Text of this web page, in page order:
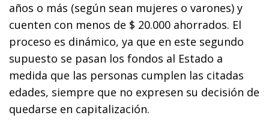
años o más (según sean mujeres o varones) y
cuenten con menos de $ 20.000 ahorrados. El
proceso es dinámico, ya que en este segundo
supuesto se pasan los fondos al Estado a
medida que las personas cumplen las citadas
edades, siempre que no expresen su decisión de
quedarse en capitalización.